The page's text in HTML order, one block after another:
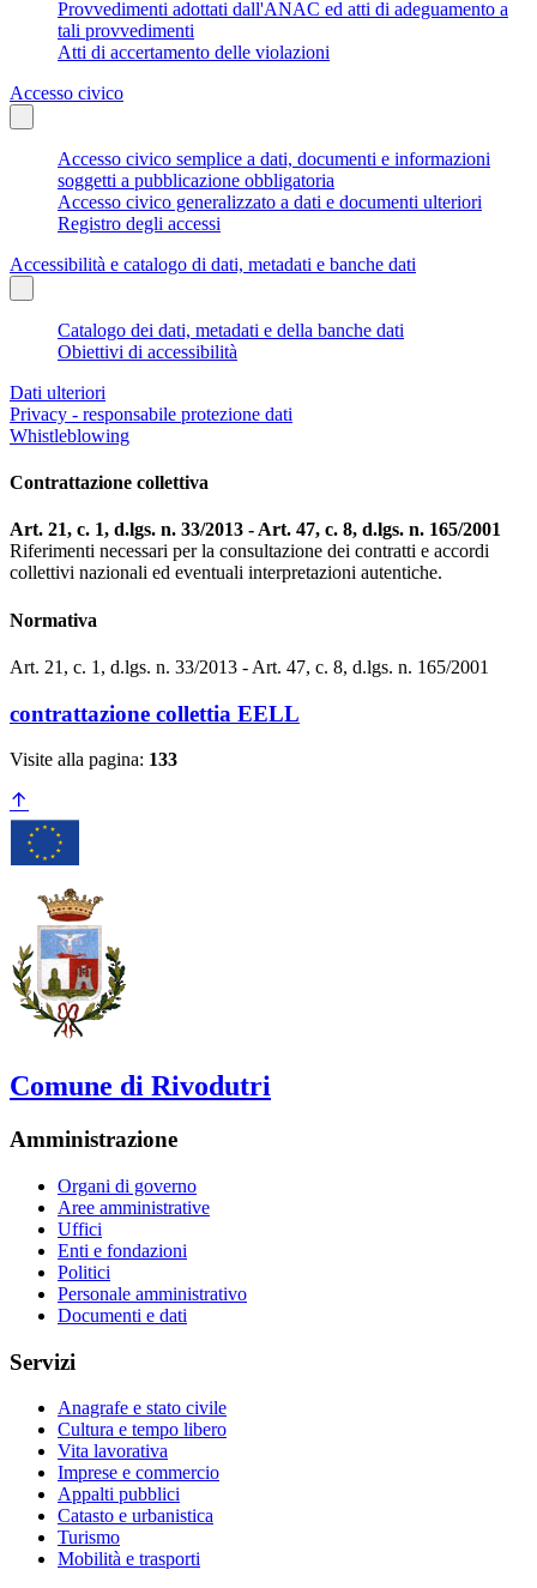
Provvedimenti adottati dall'ANAC ed atti di adeguamento a
tali provvedimenti
Atti di accertamento delle violazioni
Accesso civico
Accesso civico semplice a dati, documenti e informazioni
soggetti a pubblicazione obbligatoria
Accesso civico generalizzato a dati e documenti ulteriori
Registro degli accessi
Accessibilità e catalogo di dati, metadati e banche dati
Catalogo dei dati, metadati e della banche dati
Obiettivi di accessibilità
Dati ulteriori
Privacy - responsabile protezione dati
Whistleblowing
Contrattazione collettiva
Art. 21, c. 1, d.lgs. n. 33/2013 - Art. 47, c. 8, d.lgs. n. 165/2001
Riferimenti necessari per la consultazione dei contratti e accordi
collettivi nazionali ed eventuali interpretazioni autentiche.
Normativa
Art. 21, c. 1, d.lgs. n. 33/2013 - Art. 47, c. 8, d.lgs. n. 165/2001
contrattazione collettia EELL
Visite alla pagina: 133
Comune di Rivodutri
Amministrazione
Organi di governo
Aree amministrative
Uffici
Enti e fondazioni
Politici
Personale amministrativo
Documenti e dati
Servizi
Anagrafe e stato civile
Cultura e tempo libero
Vita lavorativa
Imprese e commercio
Appalti pubblici
Catasto e urbanistica
Turismo
Mobilità e trasporti